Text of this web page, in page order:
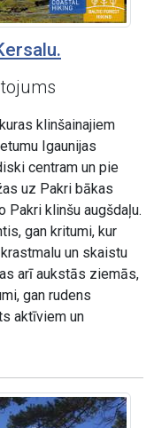
klinšainajiem
Igaunijas
centram un pie
uz Pakri bākas
klinšu augšdaļu.
gan kritumi, kur
un skaistu
arī aukstās ziemās,
gan rudens
aktīviem un